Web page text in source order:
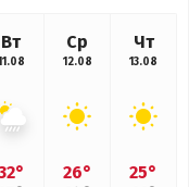
Вт Ср
12.08
26°
Чт
13.08
25°